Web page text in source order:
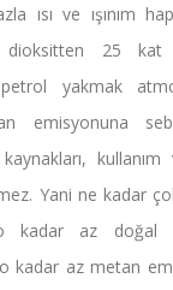
ısı ve ışınım
25 kat
yakmak
emisyonuna
Yani ne kadar
o kadar az
o kadar az metan